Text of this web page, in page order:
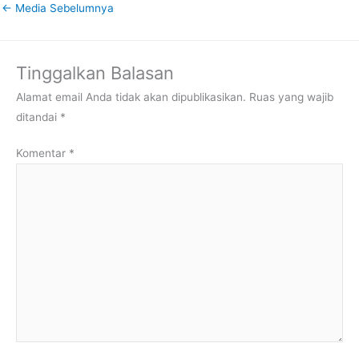
← Media Sebelumnya
Tinggalkan Balasan
Alamat email Anda tidak akan dipublikasikan. Ruas yang wajib
ditandai *
Komentar *